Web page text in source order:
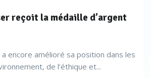
reçoit la médaille d’argent
encore amélioré sa position dans les
de l’éthique et...